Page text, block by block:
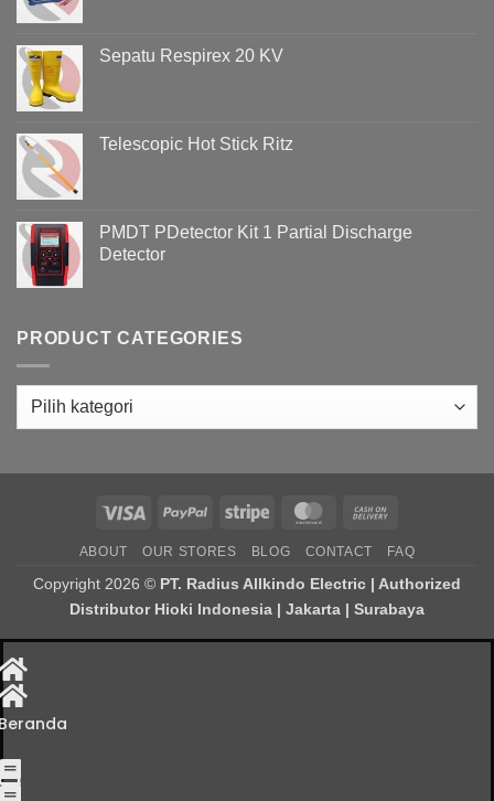
Sepatu Respirex 20 KV
Telescopic Hot Stick Ritz
PMDT PDetector Kit 1 Partial Discharge
Detector
PRODUCT CATEGORIES
Visa PayPal Stripe MasterCard
Delivery
ABOUT OUR STORES BLOG CONTACT FAQ
Copyright 2026 © PT. Radius Allkindo Electric | Authorized
Distributor Hioki Indonesia | Jakarta | Surabaya